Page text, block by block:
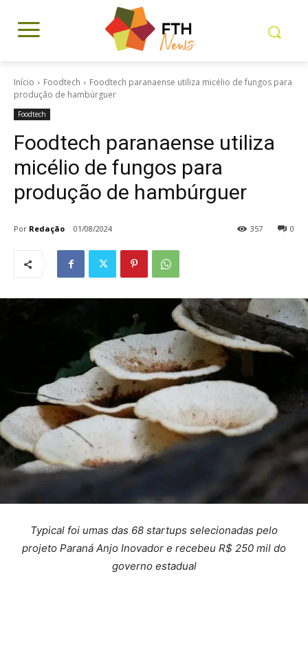
Início Foodtech
Foodtech paranaense utiliza micélio de fungos para
produção de hambúrguer
Foodtech
Foodtech paranaense utiliza
micélio de fungos para
produção de hambúrguer
Por Redação 01/08/2024 0
357
Typical foi umas das 68 startups selecionadas pelo
projeto Paraná Anjo Inovador e recebeu R$ 250 mil do
governo estadual